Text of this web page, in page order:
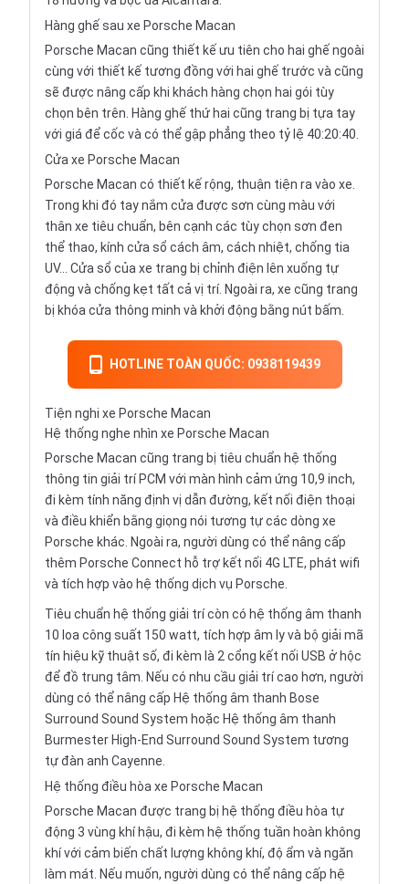
Hàng ghế sau xe Porsche Macan
Porsche Macan cũng thiết kế ưu tiên cho hai ghế ngoài
cùng với thiết kế tương đồng với hai ghế trước và cũng
sẽ được nâng cấp khi khách hàng chọn hai gói tùy
chọn bên trên. Hàng ghế thứ hai cũng trang bị tựa tay
với giá để cốc và có thể gập phẳng theo tỷ lệ 40:20:40.
Cửa xe Porsche Macan
Porsche Macan có thiết kế rộng, thuận tiện ra vào xe.
Trong khi đó tay nắm cửa được sơn cùng màu với
thân xe tiêu chuẩn, bên cạnh các tùy chọn sơn đen
thể thao, kính cửa sổ cách âm, cách nhiệt, chống tia
UV... Cửa sổ của xe trang bị chỉnh điện lên xuống tự
động và chống kẹt tất cả vị trí. Ngoài ra, xe cũng trang
bị khóa cửa thông minh và khởi động bằng nút bấm.
HOTLINE TOÀN QUỐC: 0938119439
Tiện nghi xe Porsche Macan
Hệ thống nghe nhìn xe Porsche Macan
Porsche Macan cũng trang bị tiêu chuẩn hệ thống
thông tin giải trí PCM với màn hình cảm ứng 10,9 inch,
đi kèm tính năng định vị dẫn đường, kết nối điện thoại
và điều khiển bằng giọng nói tương tự các dòng xe
Porsche khác. Ngoài ra, người dùng có thể nâng cấp
thêm Porsche Connect hỗ trợ kết nối 4G LTE, phát wifi
và tích hợp vào hệ thống dịch vụ Porsche.
Tiêu chuẩn hệ thống giải trí còn có hệ thống âm thanh
10 loa công suất 150 watt, tích hợp âm ly và bộ giải mã
tín hiệu kỹ thuật số, đi kèm là 2 cổng kết nối USB ở hộc
để đồ trung tâm. Nếu có nhu cầu giải trí cao hơn, người
dùng có thể nâng cấp Hệ thống âm thanh Bose
Surround Sound System hoặc Hệ thống âm thanh
Burmester High-End Surround Sound System tương
tự đàn anh Cayenne.
Hệ thống điều hòa xe Porsche Macan
Porsche Macan được trang bị hệ thống điều hòa tự
động 3 vùng khí hậu, đi kèm hệ thống tuần hoàn không
khí với cảm biến chất lượng không khí, độ ẩm và ngăn
làm mát. Nếu muốn, người dùng có thể nâng cấp hệ